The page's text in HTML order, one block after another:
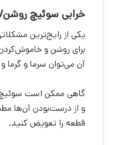
خرابی سوئیچ
یکی از رایج‌ترین
برای روشن و
آن‌ می‌توان سرما و گرما
گاهی ممکن است سوئیچ
و از درست‌بودن آن‌ها
قطعه را تعویض کنید.